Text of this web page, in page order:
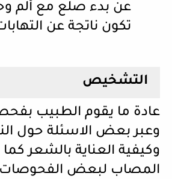
عن بدء صلع مع ألم
تكون ناتجة عن
التشخيص
عادة ما يقوم الطبيب بفحص
وعبر بعض الاسئلة حول
وكيفية العناية بالشعر
المصاب لبعض الفحوصات